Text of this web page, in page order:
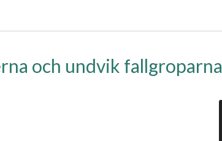
och undvik fallgroparna